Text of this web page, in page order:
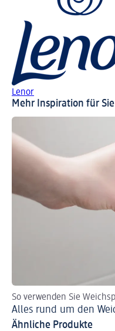
Lenor
Mehr Inspiration für Sie
So verwenden Sie
Alles rund um den
Ähnliche Produkte